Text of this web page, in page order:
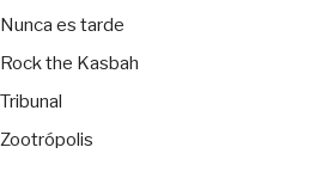
Nunca es tarde
Rock the Kasbah
Tribunal
Zootrópolis